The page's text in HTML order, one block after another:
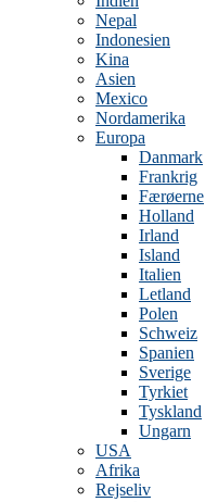
Nepal
Indonesien
Kina
Asien
Mexico
Nordamerika
Europa
Danmark
Frankrig
Færøerne
Holland
Irland
Island
Italien
Letland
Polen
Schweiz
Spanien
Sverige
Tyrkiet
Tyskland
Ungarn
USA
Afrika
Rejseliv